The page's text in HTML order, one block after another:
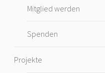
Mitglied werden
Spenden
Projekte